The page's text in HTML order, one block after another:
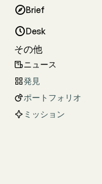
Brief
Desk
その他
ニュース
発見
ポートフォリオ
ミッション